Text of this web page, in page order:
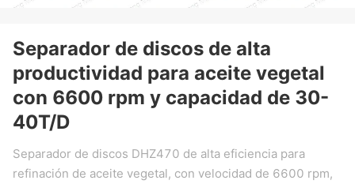
Separador de discos de alta
productividad para aceite vegetal
con 6600 rpm y capacidad de 30-
40T/D
Separador de discos DHZ470 de alta eficiencia para
refinación de aceite vegetal, con velocidad de 6600 rpm,